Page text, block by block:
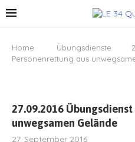
Home Übungsdienste
Personenrettung aus
27.09.2016
unwegsamen Gelände
27. September 2016